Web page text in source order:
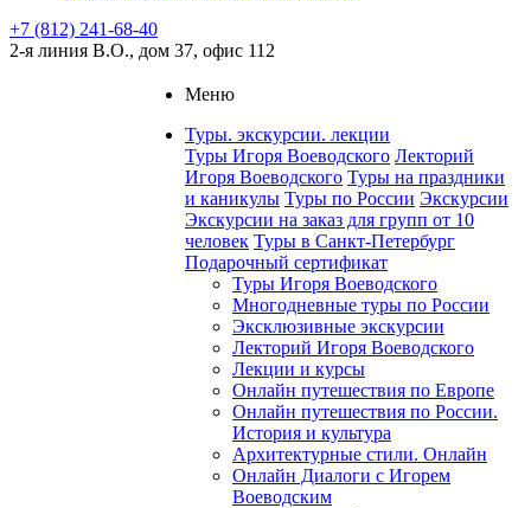
+7 (812) 241-68-40
2-я линия В.О., дом 37, офис 112
Меню
Туры. экскурсии. лекции
Туры Игоря Воеводского Лекторий
Игоря Воеводского Туры на праздники
и каникулы Туры по России Экскурсии
Экскурсии на заказ для групп от 10
человек Туры в Санкт-Петербург
Подарочный сертификат
Туры Игоря Воеводского
Многодневные туры по России
Эксклюзивные экскурсии
Лекторий Игоря Воеводского
Лекции и курсы
Онлайн путешествия по Европе
Онлайн путешествия по России.
История и культура
Архитектурные стили. Онлайн
Онлайн Диалоги с Игорем
Воеводским